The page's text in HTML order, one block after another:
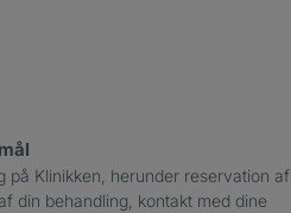
på Klinikken, herunder reservation af
din behandling, kontakt med dine